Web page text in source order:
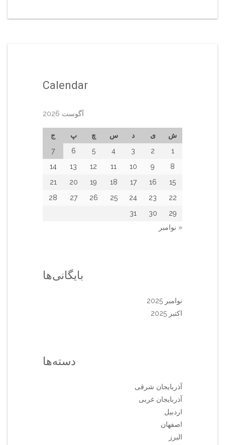
Calendar
آگوست 2026
ش ی د س چ پ
ج
1
2
3
4
5
6
7
8
9
10
11
12
13
14
15
16
17
18
19
20
21
22
23
24
25
26
27
28
29
30
31
« نوامبر
بایگانی‌ها
نوامبر 2025
اکتبر 2025
دسته‌ها
آذربایجان شرقی
آذربایجان غربی
اردبیل
اصفهان
البرز